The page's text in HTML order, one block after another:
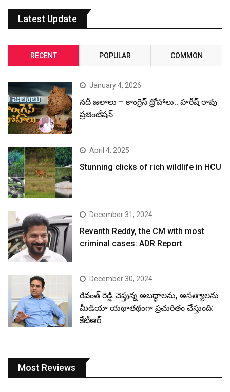
Latest Update
RECENT POPULAR COMMON
January 4, 2026
నదీ జలాలు – కాంగ్రెస్ ద్రోహాలు.. హరీష్ రావు
ప్రజెంటేషన్
April 4, 2025
Stunning clicks of rich wildlife in HCU
December 31, 2024
Revanth Reddy, the CM with most
criminal cases: ADR Report
December 30, 2024
రేవంత్ రెడ్డి చెప్తున్న అబద్ధాలను, అసత్యాలను
మీడియా యథాతథంగా ప్రచురితం చేస్తుంది:
కేటీఆర్
Most Reviews